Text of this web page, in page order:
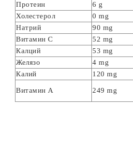
Протеин
6 g
Холестерол
0 mg
Натрий
90 mg
Витамин С
52 mg
Калций
53 mg
Желязо
4 mg
Калий
120 mg
Витамин А 249 mg